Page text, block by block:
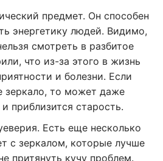
предмет. Он способен
энергетику людей. Видимо,
смотреть в разбитое
что из-за этого в жизнь
и болезни. Если
зеркало, то может даже
приблизится старость.
Есть еще несколько
с зеркалом, которые лучше
притянуть кучу проблем.